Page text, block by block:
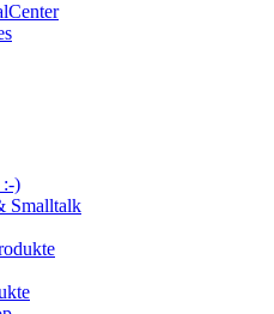
:-)
Smalltalk